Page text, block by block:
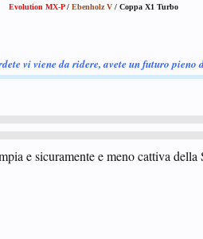
Evolution MX-P/ Ebenholz V / Coppa X1 Turbo
vi viene da ridere, avete un futuro
e sicuramente e meno cattiva